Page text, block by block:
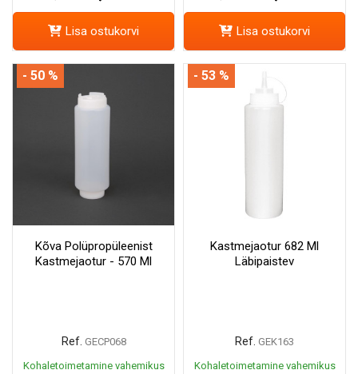
Lisa ostukorvi Lisa ostukorvi
Kõva Polüpropüleenist
Kastmejaotur - 570 Ml
Ref. GECP068
Kohaletoimetamine vahemikus
- 50 %
Kastmejaotur 682 Ml
Läbipaistev
Ref. GEK163
Kohaletoimetamine vahemikus
- 53 %